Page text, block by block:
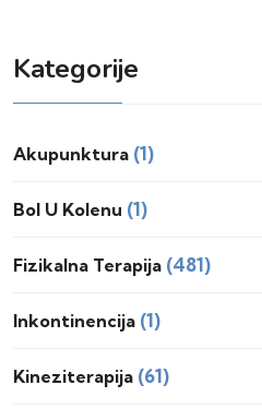
Kategorije
Akupunktura (1)
Bol U Kolenu (1)
Fizikalna Terapija (481)
Inkontinencija (1)
Kineziterapija (61)